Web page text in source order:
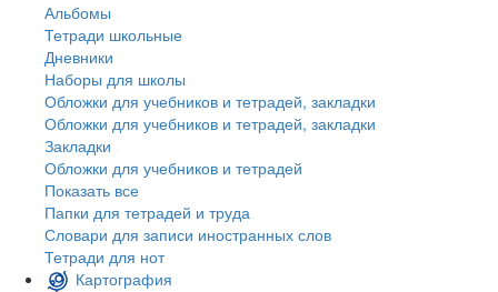
Альбомы
Тетради школьные
Дневники
Наборы для школы
Обложки для учебников и тетрадей, закладки
Обложки для учебников и тетрадей, закладки
Закладки
Обложки для учебников и тетрадей
Показать все
Папки для тетрадей и труда
Словари для записи иностранных слов
Тетради для нот
Картография